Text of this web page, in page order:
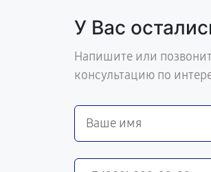
У Вас
Напишите или
консультацию по